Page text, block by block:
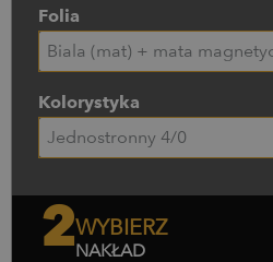
Folia
Biała (mat) + mata
Kolorystyka
Jednostronny 4/0
2WYBIERZ
NAKŁAD